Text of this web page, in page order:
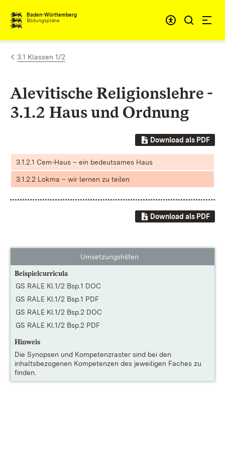
Zum Inhalt springen
Baden-Württemberg
Bildungspläne
3.1 Klassen 1/2
Alevitische Religionslehre -
3.1.2 Haus und Ordnung
Download als PDF
3.1.2.1 Cem-Haus – ein bedeutsames Haus
3.1.2.2 Lokma – wir lernen zu teilen
Download als PDF
Umsetzungshilfen
Beispielcurricula
GS RALE Kl.1/2 Bsp.1 DOC
GS RALE Kl.1/2 Bsp.1 PDF
GS RALE Kl.1/2 Bsp.2 DOC
GS RALE Kl.1/2 Bsp.2 PDF
Hinweis
Die Synopsen und Kompetenzraster sind bei den
inhaltsbezogenen Kompetenzen des jeweiligen Faches zu
finden.